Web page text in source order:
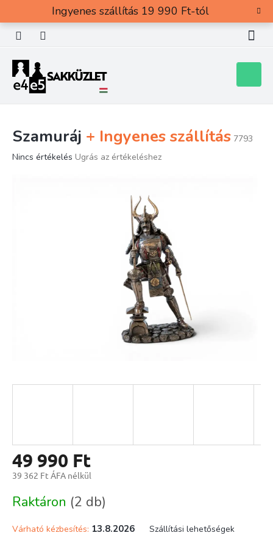
tartalomhoz
Ingyenes szállítás 19 990 Ft-tól
Szamuráj + Ingyenes szállítás 7793
A
Nincs értékelés Ugrás az értékeléshez
49 990 Ft
39 362 Ft ÁFA nélkül
Raktáron (2 db)
Várható kézbesítés: 13.8.2026 Szállítási lehetőségek